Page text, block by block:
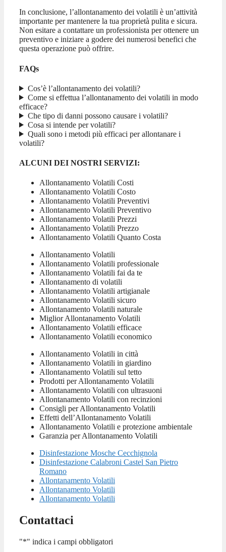
In conclusione, l’allontanamento dei volatili è un’attività
importante per mantenere la tua proprietà pulita e sicura.
Non esitare a contattare un professionista per ottenere un
preventivo e iniziare a godere dei numerosi benefici che
questa operazione può offrire.
FAQs
Cos’è l’allontanamento dei volatili?
Come si effettua l’allontanamento dei volatili in modo
efficace?
Che tipo di danni possono causare i volatili?
Cosa si intende per volatili?
Quali sono i metodi più efficaci per allontanare i
volatili?
ALCUNI DEI NOSTRI SERVIZI:
Allontanamento Volatili Costi
Allontanamento Volatili Costo
Allontanamento Volatili Preventivi
Allontanamento Volatili Preventivo
Allontanamento Volatili Prezzi
Allontanamento Volatili Prezzo
Allontanamento Volatili Quanto Costa
Allontanamento Volatili
Allontanamento Volatili professionale
Allontanamento Volatili fai da te
Allontanamento di volatili
Allontanamento Volatili artigianale
Allontanamento Volatili sicuro
Allontanamento Volatili naturale
Miglior Allontanamento Volatili
Allontanamento Volatili efficace
Allontanamento Volatili economico
Allontanamento Volatili in città
Allontanamento Volatili in giardino
Allontanamento Volatili sul tetto
Prodotti per Allontanamento Volatili
Allontanamento Volatili con ultrasuoni
Allontanamento Volatili con recinzioni
Consigli per Allontanamento Volatili
Effetti dell’Allontanamento Volatili
Allontanamento Volatili e protezione ambientale
Garanzia per Allontanamento Volatili
Disinfestazione Mosche Cecchignola
Disinfestazione Calabroni Castel San Pietro
Romano
Allontanamento Volatili
Allontanamento Volatili
Allontanamento Volatili
Contattaci
"*" indica i campi obbligatori